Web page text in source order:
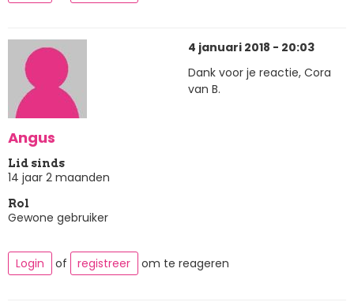
Angus
Lid sinds
14 jaar 2 maanden
Rol
Gewone gebruiker
4 januari 2018 - 20:03
Dank voor je reactie, Cora
van B.
Login of registreer om te reageren